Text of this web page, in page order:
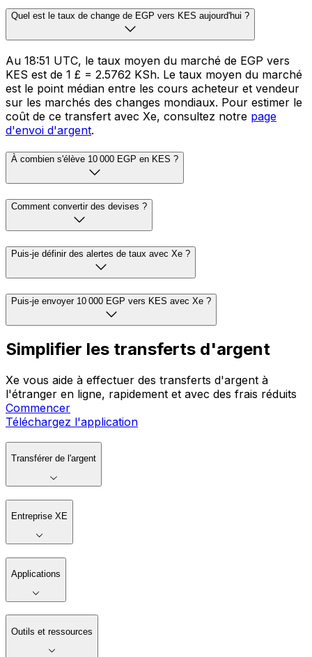
Quel est le taux de change de EGP vers KES aujourd'hui ?
Au 18:51 UTC, le taux moyen du marché de EGP vers
KES est de 1 £ = 2.5762 KSh. Le taux moyen du marché
est le point médian entre les cours acheteur et vendeur
sur les marchés des changes mondiaux. Pour estimer le
coût de ce transfert avec Xe, consultez notre page
d'envoi d'argent.
À combien s'élève 10 000 EGP en KES ?
Comment convertir des devises ?
Puis-je définir des alertes de taux avec Xe ?
Puis-je envoyer 10 000 EGP vers KES avec Xe ?
Simplifier les transferts d'argent
Xe vous aide à effectuer des transferts d'argent à
l'étranger en ligne, rapidement et avec des frais réduits
Commencer
Téléchargez l'application
Transférer de l'argent
Entreprise XE
Applications
Outils et ressources